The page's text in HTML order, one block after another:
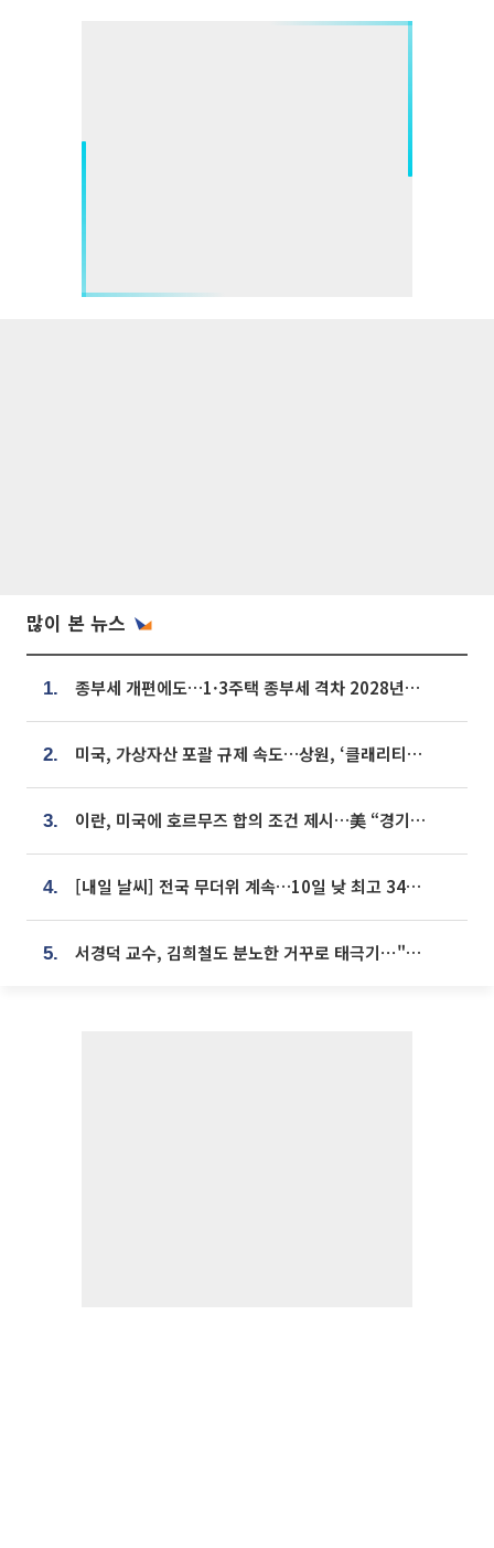
많이 본 뉴스
1. 종부세 개편에도…1·3주택 종부세 격차 2028년부터 확대
2. 미국, 가상자산 포괄 규제 속도…상원, ‘클래리티법’ 9월 절차투표 추진
3. 이란, 미국에 호르무즈 합의 조건 제시…美 “경기 아직 안 끝나” [종합]
4. [내일 날씨] 전국 무더위 계속…10일 낮 최고 34도 육박
5. 서경덕 교수, 김희철도 분노한 거꾸로 태극기⋯"엉터리는 아냐, 아쉬울 뿐"